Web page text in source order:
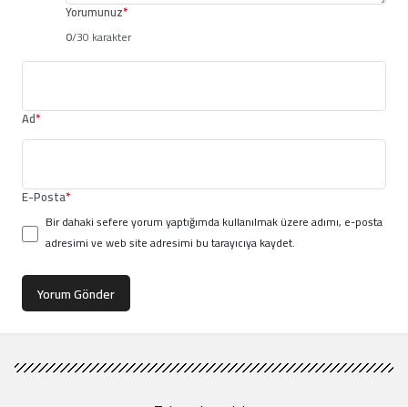
Yorumunuz*
0/30 karakter
Ad*
E-Posta*
Bir dahaki sefere yorum yaptığımda kullanılmak üzere adımı, e-posta
adresimi ve web site adresimi bu tarayıcıya kaydet.
Yorum Gönder